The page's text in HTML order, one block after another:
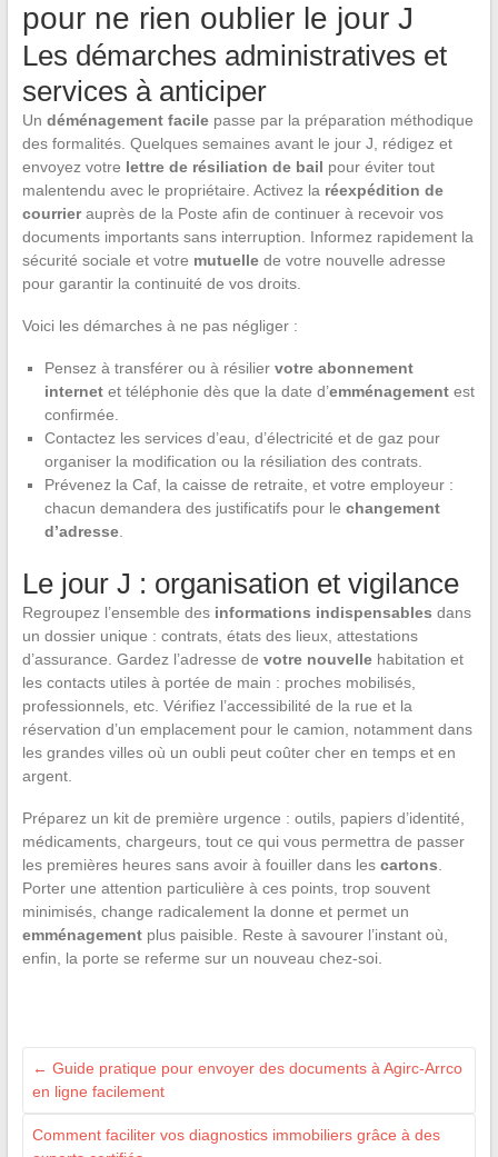
pour ne rien oublier le jour J
Les démarches administratives et
services à anticiper
Un déménagement facilepasse par la préparation méthodique
des formalités. Quelques semaines avant le jour J, rédigez et
envoyez votre lettre de résiliation de bail pour éviter tout
malentendu avec le propriétaire. Activez la réexpédition de
courrierauprès de la Poste afin de continuer à recevoir vos
documents importants sans interruption. Informez rapidement la
sécurité sociale et votre mutuellede votre nouvelle adresse
pour garantir la continuité de vos droits.
Voici les démarches à ne pas négliger :
Pensez à transférer ou à résilier votre abonnement
internetet téléphonie dès que la date d’emménagementest
confirmée.
Contactez les services d’eau, d’électricité et de gaz pour
organiser la modification ou la résiliation des contrats.
Prévenez la Caf, la caisse de retraite, et votre employeur :
chacun demandera des justificatifs pour le changement
d’adresse.
Le jour J : organisation et vigilance
Regroupez l’ensemble des informations indispensables dans
un dossier unique : contrats, états des lieux, attestations
d’assurance. Gardez l’adresse de votre nouvellehabitation et
les contacts utiles à portée de main : proches mobilisés,
professionnels, etc. Vérifiez l’accessibilité de la rue et la
réservation d’un emplacement pour le camion, notamment dans
les grandes villes où un oubli peut coûter cher en temps et en
argent.
Préparez un kit de première urgence : outils, papiers d’identité,
médicaments, chargeurs, tout ce qui vous permettra de passer
les premières heures sans avoir à fouiller dans les cartons
Porter une attention particulière à ces points, trop souvent
minimisés, change radicalement la donne et permet un
emménagementplus paisible. Reste à savourer l’instant où,
enfin, la porte se referme sur un nouveau chez-soi.
← Guide pratique pour envoyer des documents à Agirc-Arrco
en ligne facilement
Comment faciliter vos diagnostics immobiliers grâce à des